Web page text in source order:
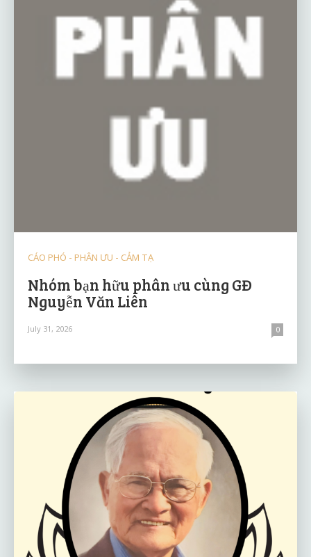
CÁO PHÓ - PHÂN ƯU - CẢM TẠ
Nhóm bạn hữu phân ưu cùng GĐ
Nguyễn Văn Liên
July 31, 2026 0